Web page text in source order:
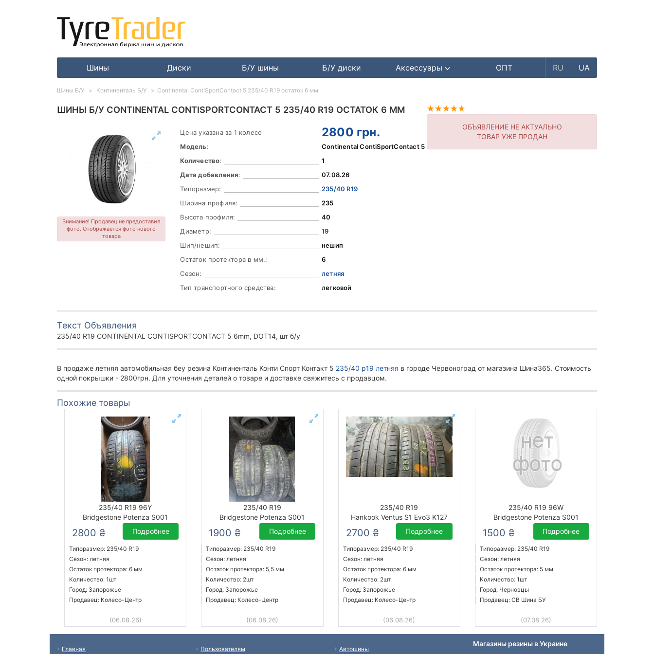
Шины Диски Б/У шины Б/У диски Аксессуары ОПТ RU UA
ШИНЫ Б/У CONTINENTAL CONTISPORTCONTACT 5 235/40 R19 ОСТАТОК 6 ММ
Внимание! Продавец не предоставил
фото. Отображается фото нового
товара
Цена указана за 1 колесо 2800 грн.
Модель:
Continental ContiSportContact 5
Количество:
1
Дата добавления:
07.08.26
Типоразмер:
235/40 R19
Ширина профиля:
235
Высота профиля:
40
Диаметр:
19
Шип/нешип:
нешип
Остаток протектора в мм.:
6
Сезон:
летняя
Тип транспортного средства:
легковой
ОБЪЯВЛЕНИЕ НЕ АКТУАЛЬНО
ТОВАР УЖЕ ПРОДАН
Текст Объявления
235/40 R19 CONTINENTAL CONTISPORTCONTACT 5 6mm, DOT14, шт б/у
В продаже летняя автомобильная беу резина Континенталь Конти Спорт Контакт 5 235/40 р19 летняя в городе Червоноград от магазина Шина365. Стоимость
одной покрышки - 2800грн. Для уточнения деталей о товаре и доставке свяжитесь с продавцом.
Похожие товары
235/40 R19 96Y
Bridgestone Potenza S001
2800 ₴ Подробнее
Типоразмер: 235/40 R19
Сезон: летняя
Остаток протектора: 6 мм
Количество: 1шт
Город: Запорожье
Продавец: Колесо-Центр
(06.08.26)
235/40 R19
Bridgestone Potenza S001
1900 ₴ Подробнее
Типоразмер: 235/40 R19
Сезон: летняя
Остаток протектора: 5,5 мм
Количество: 2шт
Город: Запорожье
Продавец: Колесо-Центр
(06.08.26)
235/40 R19
Hankook Ventus S1 Evo3 K127
2700 ₴ Подробнее
Типоразмер: 235/40 R19
Сезон: летняя
Остаток протектора: 6 мм
Количество: 2шт
Город: Запорожье
Продавец: Колесо-Центр
(06.08.26)
235/40 R19 96W
Bridgestone Potenza S001
1500 ₴ Подробнее
Типоразмер: 235/40 R19
Сезон: летняя
Остаток протектора: 5 мм
Количество: 1шт
Город: Черновцы
Продавец: СВ Шина БУ
(07.08.26)
Шины Б/У Континенталь Б/У Continental ContiSportContact 5 235/40 R19 остаток 6 мм
Главная Пользователям Автошины
Магазины резины в Украине